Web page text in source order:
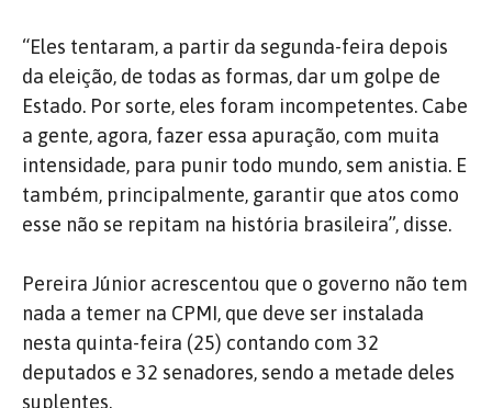
“Eles tentaram, a partir da segunda-feira depois
da eleição, de todas as formas, dar um golpe de
Estado. Por sorte, eles foram incompetentes. Cabe
a gente, agora, fazer essa apuração, com muita
intensidade, para punir todo mundo, sem anistia. E
também, principalmente, garantir que atos como
esse não se repitam na história brasileira”, disse.
Pereira Júnior acrescentou que o governo não tem
nada a temer na CPMI, que deve ser instalada
nesta quinta-feira (25) contando com 32
deputados e 32 senadores, sendo a metade deles
suplentes.